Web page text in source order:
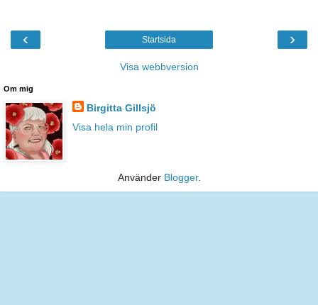
‹ ›
Startsida
Visa webbversion
Om mig
Birgitta Gillsjö
Visa hela min profil
Använder Blogger.